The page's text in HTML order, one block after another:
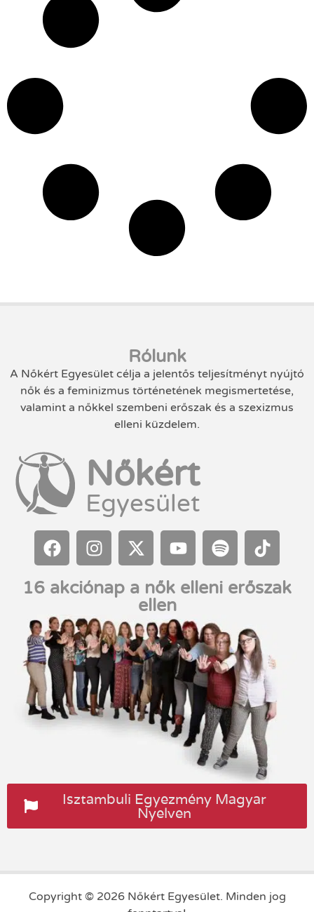
Rólunk
A Nőkért Egyesület célja a jelentős teljesítményt nyújtó
nők és a feminizmus történetének megismertetése,
valamint a nőkkel szembeni erőszak és a szexizmus
elleni küzdelem.
Nőkért
Egyesület
16 akciónap a nők elleni erőszak
ellen
Isztambuli Egyezmény Magyar
Nyelven
Copyright © 2026 Nőkért Egyesület. Minden jog